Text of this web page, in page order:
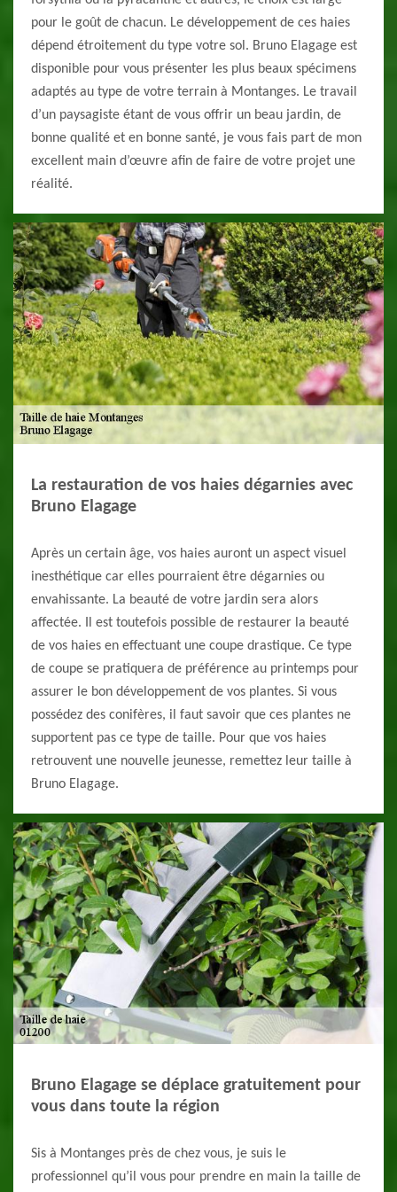
pour le goût de chacun. Le développement de ces haies
dépend étroitement du type votre sol. Bruno Elagage est
disponible pour vous présenter les plus beaux spécimens
adaptés au type de votre terrain à Montanges. Le travail
d’un paysagiste étant de vous offrir un beau jardin, de
bonne qualité et en bonne santé, je vous fais part de mon
excellent main d’œuvre afin de faire de votre projet une
réalité.
La restauration de vos haies dégarnies avec
Bruno Elagage
Après un certain âge, vos haies auront un aspect visuel
inesthétique car elles pourraient être dégarnies ou
envahissante. La beauté de votre jardin sera alors
affectée. Il est toutefois possible de restaurer la beauté
de vos haies en effectuant une coupe drastique. Ce type
de coupe se pratiquera de préférence au printemps pour
assurer le bon développement de vos plantes. Si vous
possédez des conifères, il faut savoir que ces plantes ne
supportent pas ce type de taille. Pour que vos haies
retrouvent une nouvelle jeunesse, remettez leur taille à
Bruno Elagage.
Bruno Elagage se déplace gratuitement pour
vous dans toute la région
Sis à Montanges près de chez vous, je suis le
professionnel qu’il vous pour prendre en main la taille de